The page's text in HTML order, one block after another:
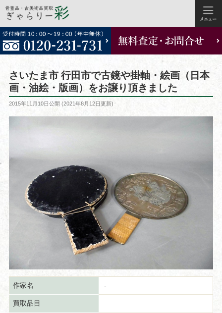
コ
ン
テ
さいたま市 行田市で古鏡や掛軸・絵画（日本
画・油絵・版画）をお譲り頂きました
投
2015年11月10日公開 (2021年8月12日更新)
作家名 -
買取品目